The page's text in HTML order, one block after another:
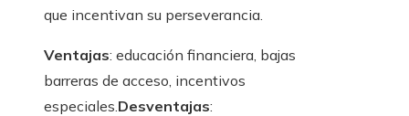
que incentivan su perseverancia.
Ventajas: educación financiera, bajas
barreras de acceso, incentivos
especiales.Desventajas: